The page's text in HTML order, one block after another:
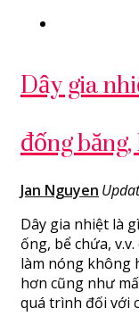
Dây gia
đống
Jan Nguyen
Dây gia nhiệt là
ống, bể chứa,
làm nóng không
hơn cũng như
quá trình đối với